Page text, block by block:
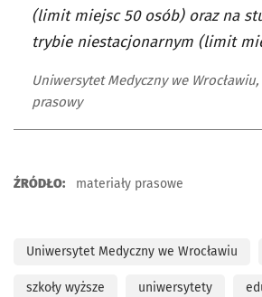
(limit miejsc 50 osób) oraz na
trybie niestacjonarnym (limit
Uniwersytet Medyczny we
prasowy
ŹRÓDŁO: materiały prasowe
Uniwersytet Medyczny we Wrocławiu
szkoły wyższe uniwersytety